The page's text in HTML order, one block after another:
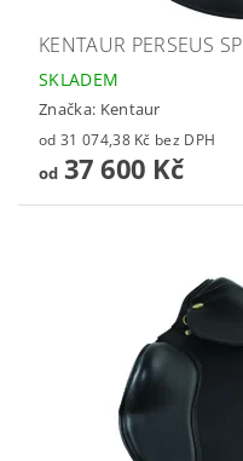
KENTAUR PERSEUS SP
SKLADEM
Značka: Kentaur
od 31 074,38 Kč bez DPH
od37 600 Kč